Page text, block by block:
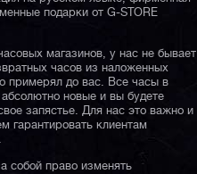
подарки от G-STORE
магазинов, у нас не бывает
часов из наложенных
примерял до вас. Все часы в
новые и вы будете
запястье. Для нас это важно и
гарантировать клиентам
собой право изменять